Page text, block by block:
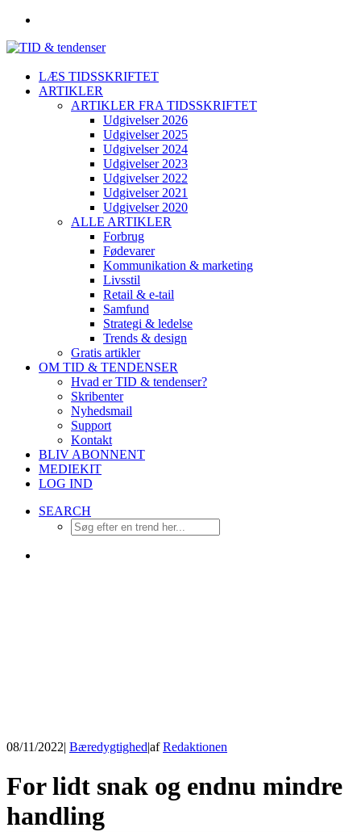
LÆS TIDSSKRIFTET
ARTIKLER
ARTIKLER FRA TIDSSKRIFTET
Udgivelser 2026
Udgivelser 2025
Udgivelser 2024
Udgivelser 2023
Udgivelser 2022
Udgivelser 2021
Udgivelser 2020
ALLE ARTIKLER
Forbrug
Fødevarer
Kommunikation & marketing
Livsstil
Retail & e-tail
Samfund
Strategi & ledelse
Trends & design
Gratis artikler
OM TID & TENDENSER
Hvad er TID & tendenser?
Skribenter
Nyhedsmail
Support
Kontakt
BLIV ABONNENT
MEDIEKIT
LOG IND
SEARCH
08/11/2022| Bæredygtighed|afRedaktionen
For lidt snak og endnu mindre
handling